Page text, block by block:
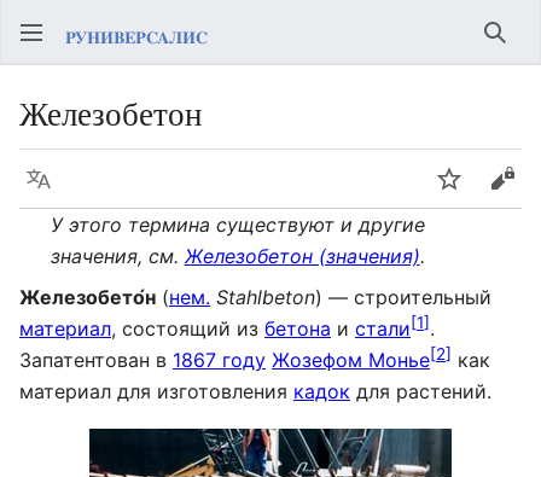
Железобетон
Язык Следить
У этого термина существуют и другие
значения, см. Железобетон (значения).
Железобето́н (нем. Stahlbeton) — строительный
материал, состоящий из бетона и стали[1].
Запатентован в 1867 году Жозефом Монье[2] как
материал для изготовления кадок для растений.